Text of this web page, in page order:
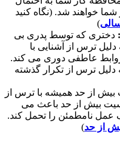
خواهند شد. (نگاه کنید
)
دختری که توسط پدری بی
ترس از آشنایی با
عاطفی دوری می کند.
دلیل ترس از تکرار گذشته
از حد همیشه با ترس از
بیش از حد باعث می
عمل نامطمئن را تحمل کند.
از حد)